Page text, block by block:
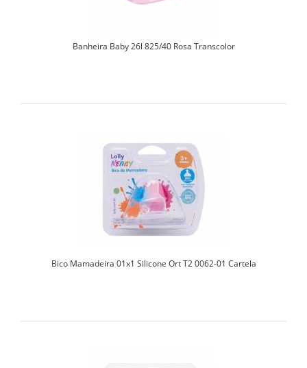
Banheira Baby 26l 825/40 Rosa Transcolor
Bico Mamadeira 01x1 Silicone Ort T2 0062-01 Cartela